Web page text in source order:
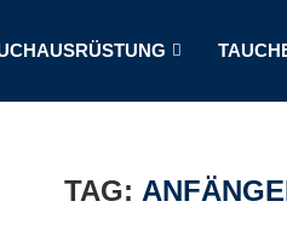
TAG: